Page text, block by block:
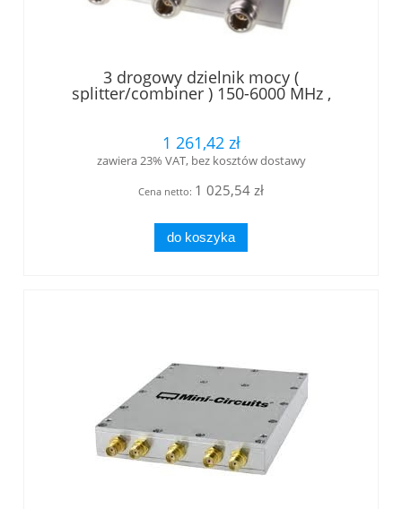
3 drogowy dzielnik mocy (
splitter/combiner ) 150-6000 MHz ,
złącza SMA, 30W
1 261,42 zł
zawiera 23% VAT, bez kosztów dostawy
Cena netto: 1 025,54 zł
do koszyka